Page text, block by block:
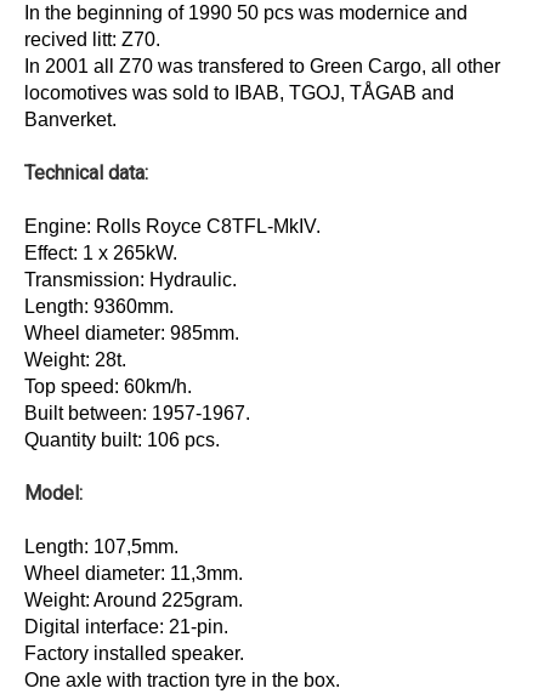
In the beginning of 1990 50 pcs was modernice and
recived litt: Z70.
In 2001 all Z70 was transfered to Green Cargo, all other
locomotives was sold to IBAB, TGOJ, TÅGAB and
Banverket.
Technical data:
Engine: Rolls Royce C8TFL-MkIV.
Effect: 1 x 265kW.
Transmission: Hydraulic.
Length: 9360mm.
Wheel diameter: 985mm.
Weight: 28t.
Top speed: 60km/h.
Built between: 1957-1967.
Quantity built: 106 pcs.
Model:
Length: 107,5mm.
Wheel diameter: 11,3mm.
Weight: Around 225gram.
Digital interface: 21-pin.
Factory installed speaker.
One axle with traction tyre in the box.